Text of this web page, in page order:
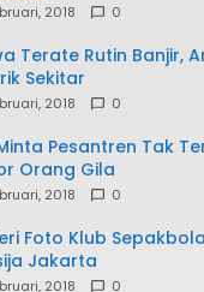
2018 0
Terate Rutin Banjir,
Sekitar
2018 0
Pesantren Tak
Orang Gila
2018 0
Foto Klub
Jakarta
2018 0